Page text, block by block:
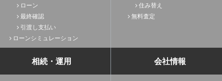
ローン
最終確認
引渡し支払い
ローンシミュレーション
住み替え
無料査定
相続・運用 会社情報